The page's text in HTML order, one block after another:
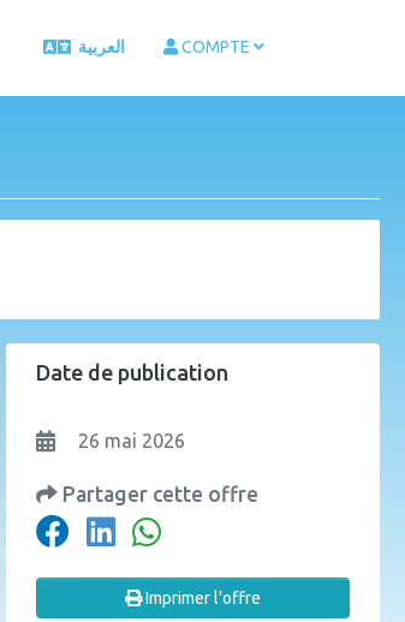
العربية COMPTE
Date de publication
26 mai 2026
Partager cette offre
Imprimer l'offre